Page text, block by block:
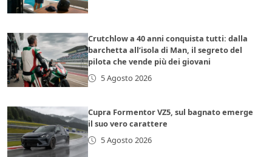
Crutchlow a 40 anni conquista tutti: dalla
barchetta all’isola di Man, il segreto del
pilota che vende più dei giovani
5 Agosto 2026
Cupra Formentor VZ5, sul bagnato emerge
il suo vero carattere
5 Agosto 2026